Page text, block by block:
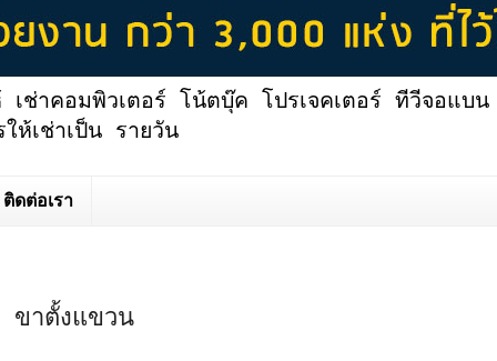
เช่าคอมพิวเตอร์ โน้ตบุ๊ค โปรเจคเตอร์ ทีวีจอแ
เช่าเป็น รายวัน
ติดต่อเรา
ขาตั้งแขวน